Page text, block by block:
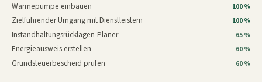
Wärmepumpe einbauen 100 %
Zielführender Umgang mit Dienstleistern 100 %
Instandhaltungsrücklagen-Planer 65 %
Energieausweis erstellen 60 %
Grundsteuerbescheid prüfen 60 %